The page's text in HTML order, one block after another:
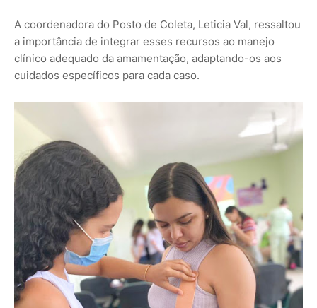
A coordenadora do Posto de Coleta, Leticia Val, ressaltou
a importância de integrar esses recursos ao manejo
clínico adequado da amamentação, adaptando-os aos
cuidados específicos para cada caso.